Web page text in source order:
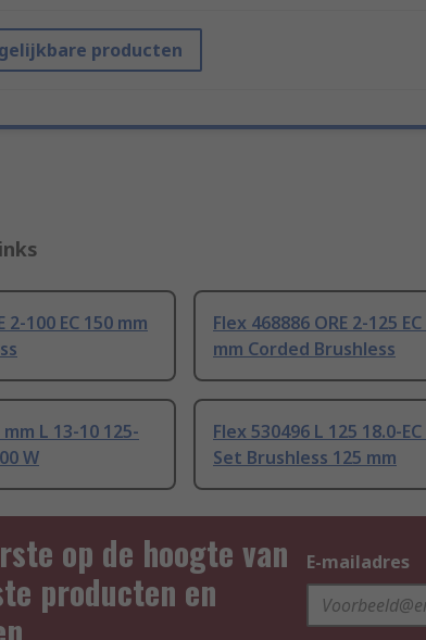
producten
2-100 EC 150 mm
Flex 468886 ORE 2-125
mm Corded Brushless
L 13-10 125-
W
Flex 530496 L 125 18.0-
Set Brushless 125 mm
op de hoogte van
producten en
E-mailadres